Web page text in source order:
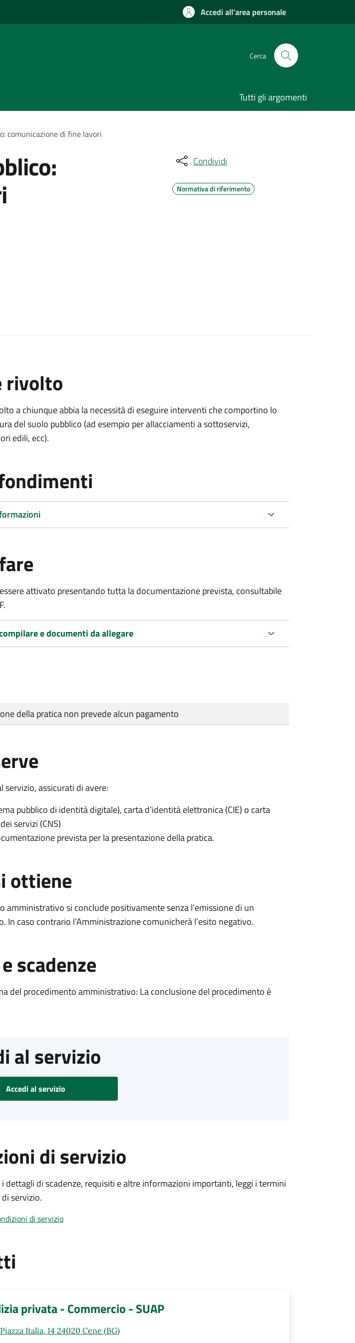
Accedi all'area personale
Cerca
Tutti gli argomenti
comunicazione di fine lavori
Condividi
Normativa di riferimento
rivolto
a chiunque abbia la necessità di eseguire interventi che comportino lo
del suolo pubblico (ad esempio per allacciamenti a sottoservizi,
edili, ecc).
attivato presentando tutta la documentazione prevista, consultabile
e documenti da allegare
della pratica non prevede alcun pagamento
servizio, assicurati di avere:
pubblico di identità digitale), carta d’identità elettronica (CIE) o carta
servizi (CNS)
prevista per la presentazione della pratica.
ottiene
amministrativo si conclude positivamente senza l’emissione di un
In caso contrario l’Amministrazione comunicherà l’esito negativo.
scadenze
del procedimento amministrativo: La conclusione del procedimento è
al servizio
Accedi al servizio
di servizio
i dettagli di scadenze, requisiti e altre informazioni importanti, leggi i termini
servizio.
di servizio
privata - Commercio - SUAP
Piazza Italia, 14 24020 Cene (BG)